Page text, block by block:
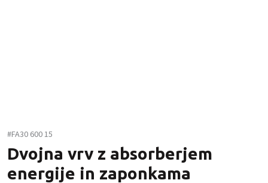
#FA30 600 15
Dvojna vrv z absorberjem
energije in zaponkama